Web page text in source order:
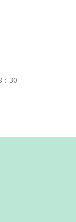
：30